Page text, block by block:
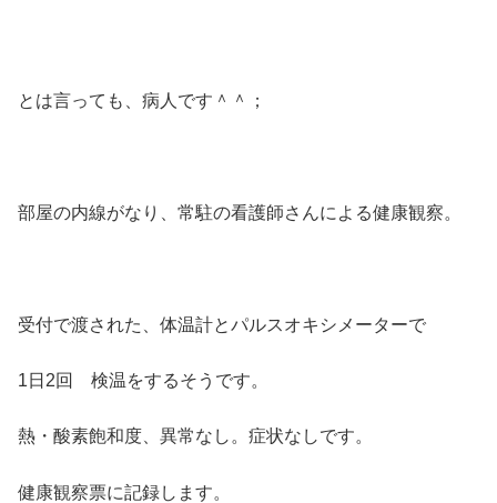
とは言っても、病人です＾＾；
部屋の内線がなり、常駐の看護師さんによる健康観察。
受付で渡された、体温計とパルスオキシメーターで
1日2回 検温をするそうです。
熱・酸素飽和度、異常なし。症状なしです。
健康観察票に記録します。